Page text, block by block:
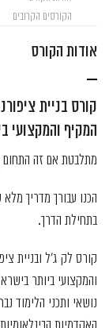
הקורסים הקרובים
אודות הקורס
קורס בניית
המקיף והמקצועי
מתלבטת אם זה התחום
הכנו עבורך מדריך
בתחילת הדרך.
קורס לק ג'ל ובניית
והמקצועי ביותר
נושאי ותכני הלימוד